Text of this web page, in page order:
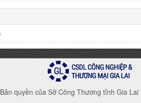
quyền của Sở Công Thương tỉnh Gia Lai